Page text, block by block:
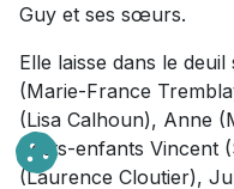
Guy et ses sœurs.
Elle laisse dans le
(Marie-France
(Lisa Calhoun), Anne
petits-enfants Vincent
(Laurence Cloutier),